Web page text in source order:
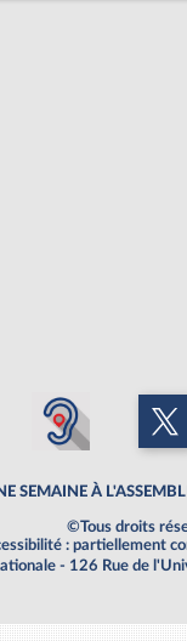
SEMAINE À
©Tous droits
: partiellement
- 126 Rue de